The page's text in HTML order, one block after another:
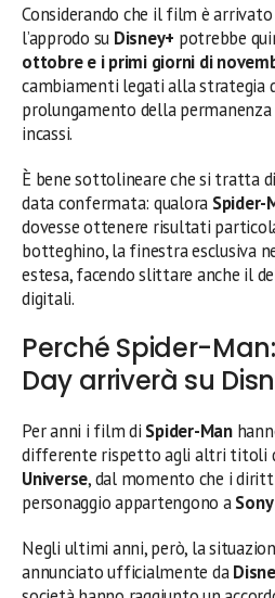
Considerando che il film è
l’approdo su Disney+ potrebbe
ottobre e i primi giorni di
cambiamenti legati alla strategia
prolungamento della
incassi.
È bene sottolineare che si tratta
data confermata: qualora Spider-
dovesse ottenere risultati
botteghino, la finestra esclusiva
estesa, facendo slittare anche il
digitali.
Perché Spider-
Day arriverà su
Per anni i film di Spider-Man
differente rispetto agli altri titoli
Universe, dal momento che i
personaggio appartengono a
Negli ultimi anni, però, la
annunciato ufficialmente da